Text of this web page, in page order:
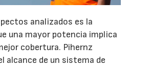
analizados es la
una mayor potencia implica
cobertura. Pihernz
alcance de un sistema de